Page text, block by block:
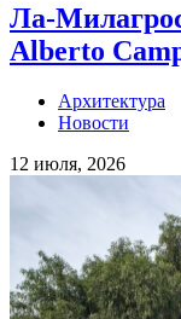
Ла-
Alberto
Архитектура
Новости
12 июля, 2026